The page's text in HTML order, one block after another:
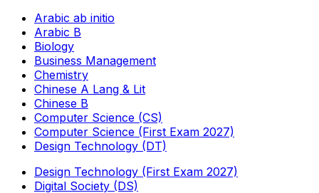
Arabic ab initio
Arabic B
Biology
Business Management
Chemistry
Chinese A Lang & Lit
Chinese B
Computer Science (CS)
Computer Science (First Exam 2027)
Design Technology (DT)
Design Technology (First Exam 2027)
Digital Society (DS)